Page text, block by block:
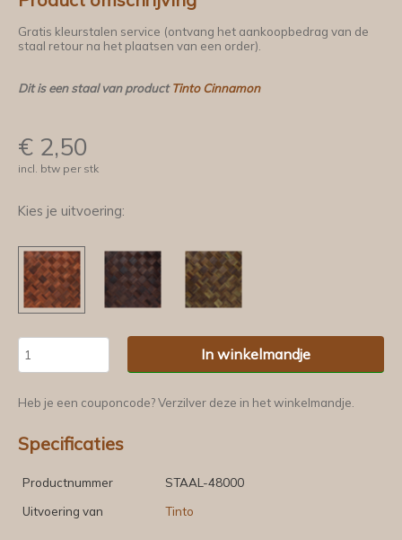
Gratis kleurstalen service (ontvang het aankoopbedrag van de
staal retour na het plaatsen van een order).
Dit is een staal van productTinto Cinnamon
€ 2,50
incl. btw per stk
Kies je uitvoering:
In winkelmandje
Heb je een couponcode? Verzilver deze in het winkelmandje.
Specificaties
Productnummer
STAAL-48000
Uitvoering van
Tinto